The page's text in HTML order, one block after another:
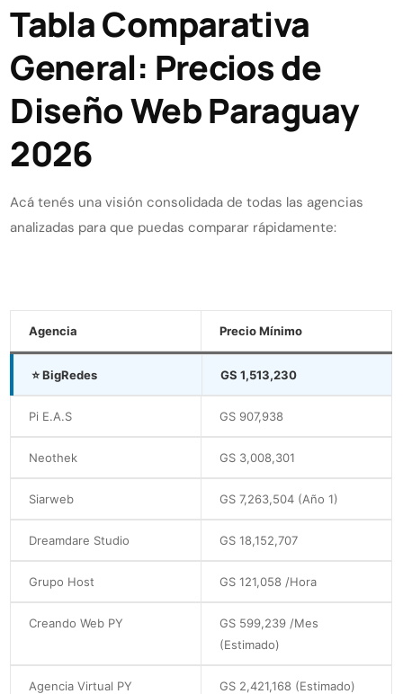
Tabla Comparativa
General: Precios de
Diseño Web Paraguay
2026
Acá tenés una visión consolidada de todas las agencias
analizadas para que puedas comparar rápidamente:
Agencia Precio Mínimo
⭐ BigRedes GS 1,513,230
Pi E.A.S GS 907,938
Neothek GS 3,008,301
Siarweb GS 7,263,504 (año 1)
Dreamdare Studio GS 18,152,707
Grupo Host GS 121,058 /hora
Creando Web PY
GS 599,239 /mes
(estimado)
Agencia Virtual PY GS 2,421,168 (estimado)